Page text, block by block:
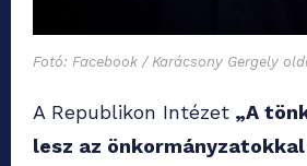
Fotó: Facebook / Karácsony Gergely
A Republikon Intézet „A
lesz az